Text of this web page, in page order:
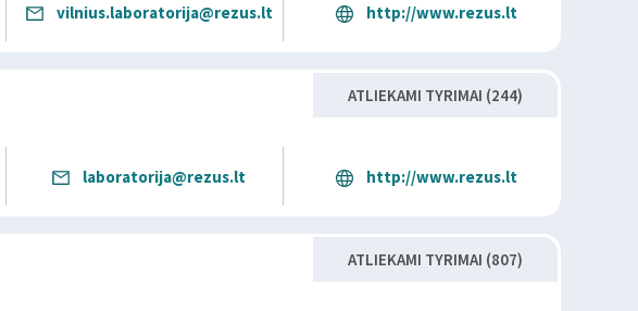
vilnius.laboratorija@rezus.lt http://www.rezus.lt
ATLIEKAMI TYRIMAI (244)
laboratorija@rezus.lt http://www.rezus.lt
ATLIEKAMI TYRIMAI (807)